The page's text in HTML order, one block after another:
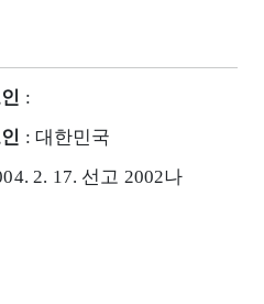
:
: 대한민국
2. 17. 선고 2002나